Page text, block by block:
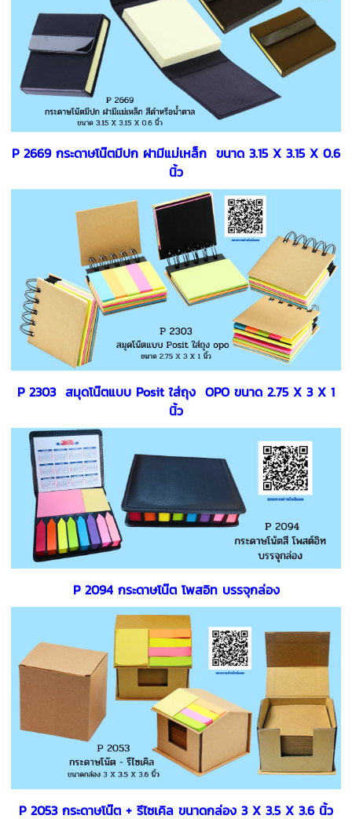
P 2669 กระดาษโน๊ตมีปก ฝามีแม่เหล็ก ขนาด 3.15 X 3.15 X 0.6
นิ้ว
P 2303 สมุดโน๊ตแบบ Posit ใส่ถุง OPO ขนาด 2.75 X 3 X 1
นิ้ว
P 2094 กระดาษโน๊ต โพสอิท บรรจุกล่อง
P 2053 กระดาษโน๊ต + รีไซเคิล ขนาดกล่อง 3 X 3.5 X 3.6 นิ้ว